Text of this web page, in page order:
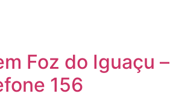
Foz do Iguaçu –
156